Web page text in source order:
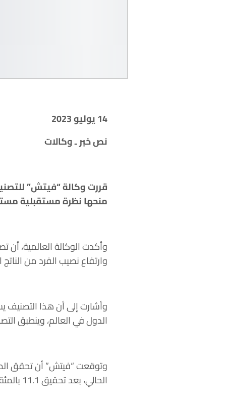
14يوليو 2023
نص خبر ـ وكالات
قررت وكالة “فيتش”
منحها نظرة مستقبلية
وأكدت الوكالة العالمية،
وارتفاع نصيب الفرد من
وأشارت إلى أن هذا التصنيف
الدول في العالم، وينطبق
الحالي، بعد تحقيق 11.1 بالمئة في عام 2022.